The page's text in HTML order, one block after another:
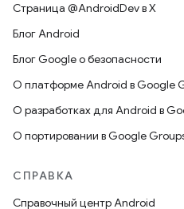
Страница @AndroidDev в X
Блог Android
Блог Google о безопасности
О платформе Android в Google
О разработках для Android в
О портировании в Google
СПРАВКА
Справочный центр Android